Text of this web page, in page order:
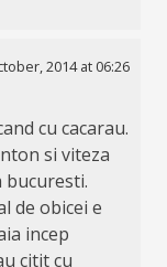
2014 at 06:26
cu cacarau.
si viteza
bucuresti.
de obicei e
incep
citit cu